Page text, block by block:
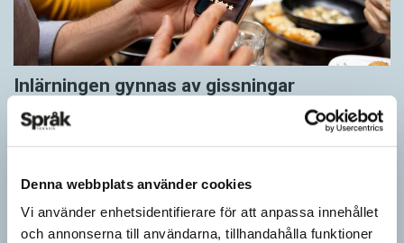
Denna webbplats använder cookies
Vi använder enhetsidentifierare för att anpassa innehållet
och annonserna till användarna, tillhandahålla funktioner
Inlärningen gynnas av gissningar
ARTIKLAR
Först se en bild. Sedan gissa ordet för det bilden föreställer för
populära appar…